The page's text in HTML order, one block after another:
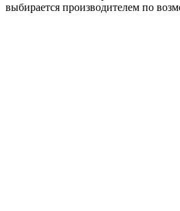
выбирается производителем по